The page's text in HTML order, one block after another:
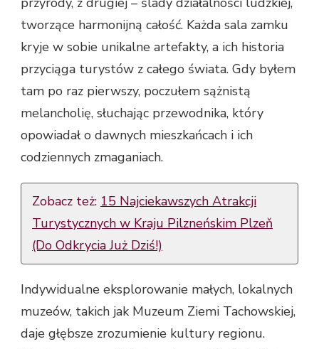
tworzące harmonijną całość. Każda sala zamku
kryje w sobie unikalne artefakty, a ich historia
przyciąga turystów z całego świata. Gdy byłem
tam po raz pierwszy, poczułem sążnistą
melancholię, słuchając przewodnika, który
opowiadał o dawnych mieszkańcach i ich
codziennych zmaganiach.
Zobacz też: 15 Najciekawszych Atrakcji
Turystycznych w Kraju Pilzneńskim Plzeň
(Do Odkrycia Już Dziś!)
Indywidualne eksplorowanie małych, lokalnych
muzeów, takich jak Muzeum Ziemi Tachowskiej,
daje głębsze zrozumienie kultury regionu.